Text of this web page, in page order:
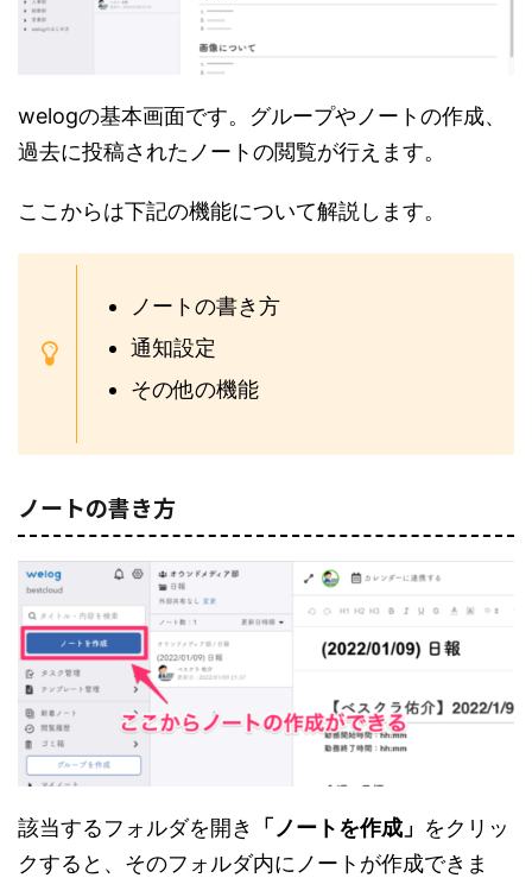
welogの基本画面です。グループやノートの作成、
過去に投稿されたノートの閲覧が行えます。
ここからは下記の機能について解説します。
ノートの書き方
通知設定
その他の機能
ノートの書き方
該当するフォルダを開き 「ノートを作成」 をクリッ
クすると、そのフォルダ内にノートが作成できま